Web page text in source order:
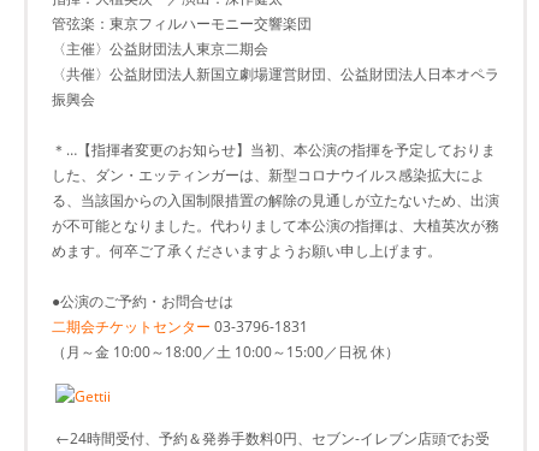
管弦楽：東京フィルハーモニー交響楽団
〈主催〉公益財団法人東京二期会
〈共催〉公益財団法人新国立劇場運営財団、公益財団法人日本オペラ
振興会
＊…【指揮者変更のお知らせ】当初、本公演の指揮を予定しておりま
した、ダン・エッティンガーは、新型コロナウイルス感染拡大によ
る、当該国からの入国制限措置の解除の見通しが立たないため、出演
が不可能となりました。代わりまして本公演の指揮は、大植英次が務
めます。何卒ご了承くださいますようお願い申し上げます。
●公演のご予約・お問合せは
二期会チケットセンター 03-3796-1831
（月～金 10:00～18:00／土 10:00～15:00／日祝 休）
←24時間受付、予約＆発券手数料0円、セブン-イレブン店頭でお受